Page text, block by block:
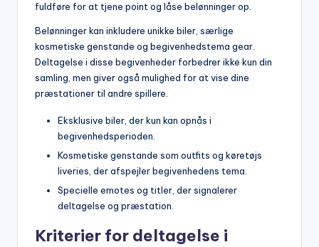
fuldføre for at tjene point og låse belønninger op.
Belønninger kan inkludere unikke biler, særlige
kosmetiske genstande og begivenhedstema gear.
Deltagelse i disse begivenheder forbedrer ikke kun din
samling, men giver også mulighed for at vise dine
præstationer til andre spillere.
Eksklusive biler, der kun kan opnås i
begivenhedsperioden.
Kosmetiske genstande som outfits og køretøjs
liveries, der afspejler begivenhedens tema.
Specielle emotes og titler, der signalerer
deltagelse og præstation.
Kriterier for deltagelse i